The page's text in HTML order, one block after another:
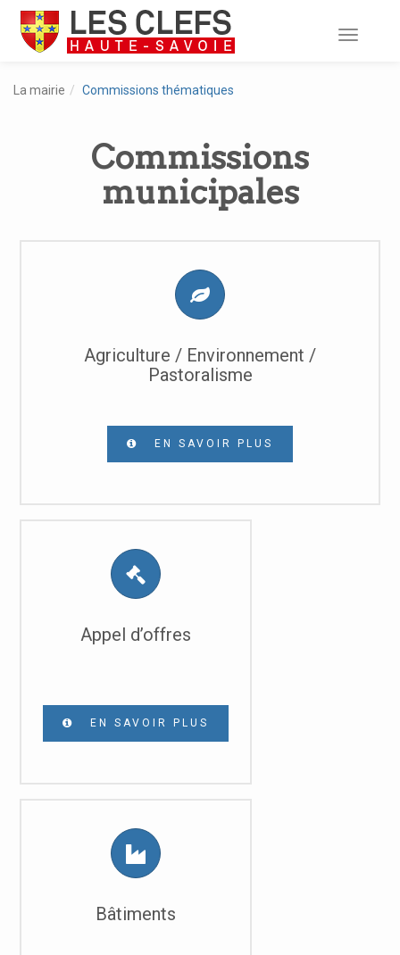
Toggle
La mairie Commissions thématiques
Commissions
municipales
Agriculture / Environnement /
Pastoralisme
EN SAVOIR PLUS
Appel d’offres
EN SAVOIR PLUS
Bâtiments